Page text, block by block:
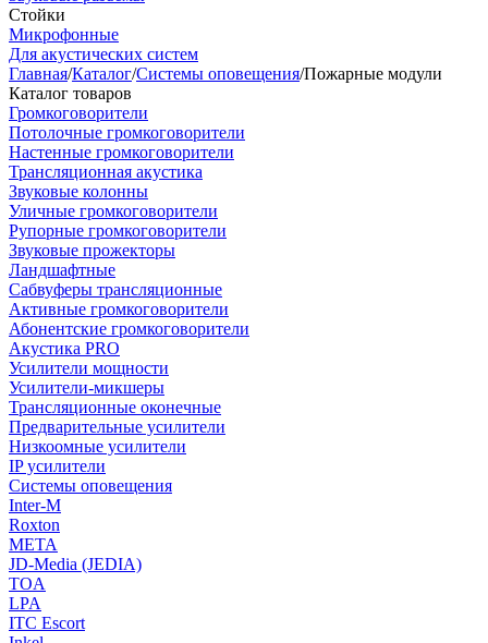
Стойки
Микрофонные
Для акустических систем
Главная/Каталог/Системы оповещения/Пожарные модули
Каталог товаров
Громкоговорители
Потолочные громкоговорители
Настенные громкоговорители
Трансляционная акустика
Звуковые колонны
Уличные громкоговорители
Рупорные громкоговорители
Звуковые прожекторы
Ландшафтные
Сабвуферы трансляционные
Активные громкоговорители
Абонентские громкоговорители
Акустика PRO
Усилители мощности
Усилители-микшеры
Трансляционные оконечные
Предварительные усилители
Низкоомные усилители
IP усилители
Системы оповещения
Inter-M
Roxton
МЕТА
JD-Media (JEDIA)
TOA
LPA
ITC Escort